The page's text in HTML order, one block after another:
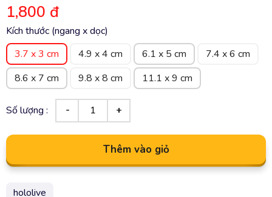
1,800 đ
Kích thước (ngang x dọc)
3.7 x 3 cm
4.9 x 4 cm 6.1 x 5 cm
7.4 x 6 cm
8.6 x 7 cm
9.8 x 8 cm 11.1 x 9 cm
Số lượng :
Thêm vào giỏ
hololive